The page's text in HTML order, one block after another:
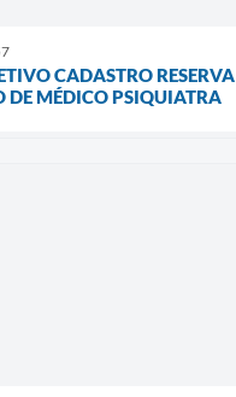
CADASTRO RESERVA
DE MÉDICO PSIQUIATRA